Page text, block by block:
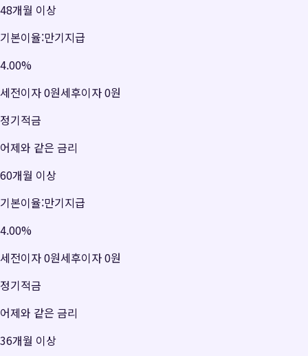
48개월 이상
기본이율:만기지급
4.00%
세전이자0원세후이자0원
정기적금
어제와 같은 금리
60개월 이상
기본이율:만기지급
4.00%
세전이자0원세후이자0원
정기적금
어제와 같은 금리
36개월 이상